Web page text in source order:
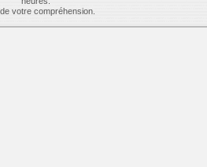
votre compréhension.